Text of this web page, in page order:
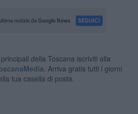
della Toscana iscriviti alla
Arriva gratis tutti i giorni
tua casella di posta.